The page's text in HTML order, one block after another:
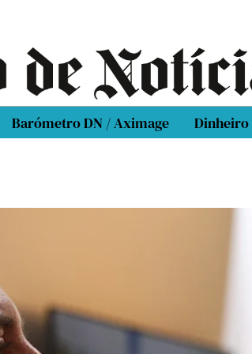
Barómetro DN / Aximage Dinheiro